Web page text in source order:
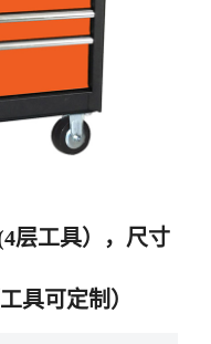
层工具），尺寸
具可定制）